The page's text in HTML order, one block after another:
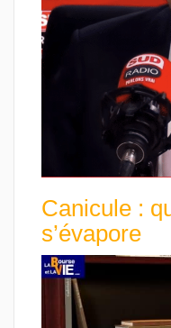
Canicule :
s’évapore